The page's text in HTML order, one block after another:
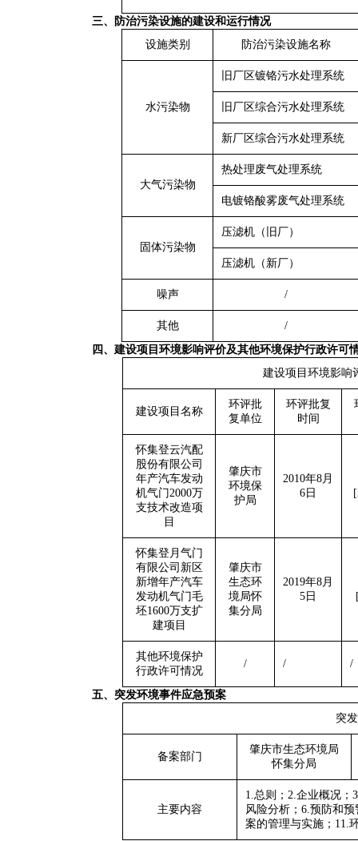
三、防治污染设施的建设和运行情况
设施类别
防治污染设施名称
水污染物
旧厂区镀铬污水处理系统
旧厂区综合污水处理系统
新厂区综合污水处理系统
大气污染物
热处理废气处理系统
电镀铬酸雾废气处理系统
固体污染物
压滤机（旧厂）
压滤机（新厂）
噪声 /
其他
/
四、建设项目环境影响评价及其他环境保护行政许可
建设项目环境影响
建设项目名称
环评批
复单位
环评批复
时间
怀集登云汽配
股份有限公司
年产汽车发动
机气门2000万
支技术改造项
目
肇庆市
环境保
护局
2010年8月
6日
怀集登月气门
有限公司新区
新增年产汽车
发动机气门毛
坯1600万支扩
建项目
肇庆市
生态环
境局怀
集分局
2019年8月
5日
其他环境保护
行政许可情况
/ / /
五、突发环境事件应急预案
突
备案部门
肇庆市生态环境局
怀集分局
主要内容
1.总则；2.企业概况；
风险分析；6.预防和
案的管理与实施；11.